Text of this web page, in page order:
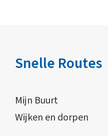
Snelle Routes
Mijn Buurt
Wijken en dorpen